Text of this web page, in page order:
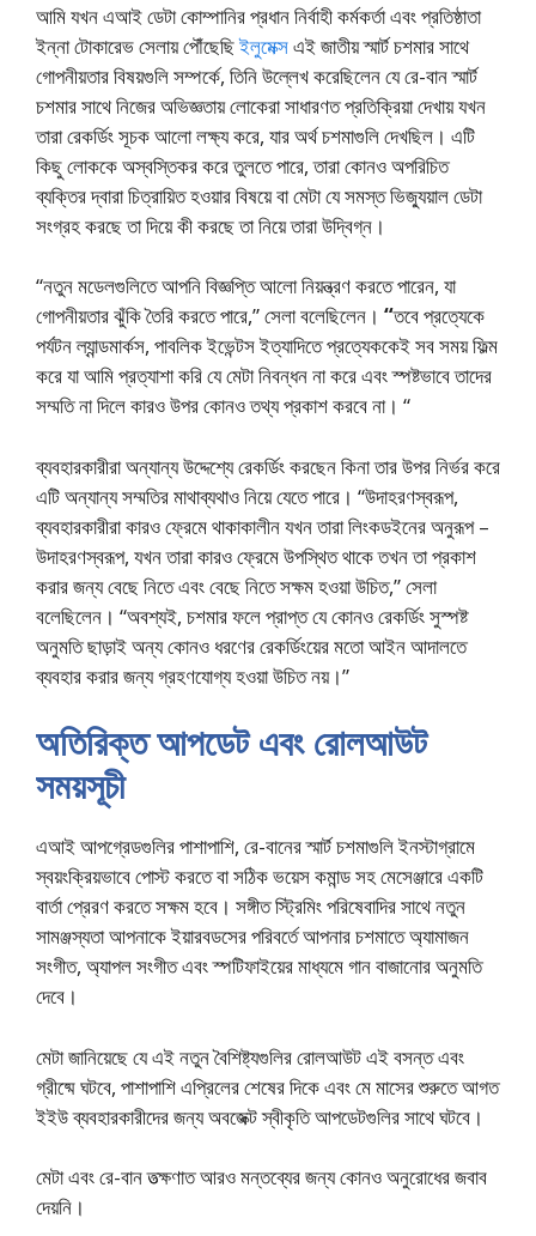
আমি যখন এআই ডেটা কোম্পানির প্রধান নির্বাহী কর্মকর্তা এবং প্রতিষ্ঠাতা
ইন্না টোকারেভ সেলায় পৌঁছেছিইলুমেক্সএই জাতীয় স্মার্ট চশমার সাথে
গোপনীয়তার বিষয়গুলি সম্পর্কে, তিনি উল্লেখ করেছিলেন যে রে-বান স্মার্ট
চশমার সাথে নিজের অভিজ্ঞতায় লোকেরা সাধারণত প্রতিক্রিয়া দেখায় যখন
তারা রেকর্ডিং সূচক আলো লক্ষ্য করে, যার অর্থ চশমাগুলি দেখছিল। এটি
কিছু লোককে অস্বস্তিকর করে তুলতে পারে, তারা কোনও অপরিচিত
ব্যক্তির দ্বারা চিত্রায়িত হওয়ার বিষয়ে বা মেটা যে সমস্ত ভিজ্যুয়াল ডেটা
সংগ্রহ করছে তা দিয়ে কী করছে তা নিয়ে তারা উদ্বিগ্ন।
“নতুন মডেলগুলিতে আপনি বিজ্ঞপ্তি আলো নিয়ন্ত্রণ করতে পারেন, যা
গোপনীয়তার ঝুঁকি তৈরি করতে পারে,” সেলা বলেছিলেন। “তবে প্রত্যেকে
পর্যটন ল্যান্ডমার্কস, পাবলিক ইভেন্টস ইত্যাদিতে প্রত্যেককেই সব সময় ফিল্ম
করে যা আমি প্রত্যাশা করি যে মেটা নিবন্ধন না করে এবং স্পষ্টভাবে তাদের
সম্মতি না দিলে কারও উপর কোনও তথ্য প্রকাশ করবে না। “
ব্যবহারকারীরা অন্যান্য উদ্দেশ্যে রেকর্ডিং করছেন কিনা তার উপর নির্ভর করে
এটি অন্যান্য সম্মতির মাথাব্যথাও নিয়ে যেতে পারে। “উদাহরণস্বরূপ,
ব্যবহারকারীরা কারও ফ্রেমে থাকাকালীন যখন তারা লিংকডইনের অনুরূপ –
উদাহরণস্বরূপ, যখন তারা কারও ফ্রেমে উপস্থিত থাকে তখন তা প্রকাশ
করার জন্য বেছে নিতে এবং বেছে নিতে সক্ষম হওয়া উচিত,” সেলা
বলেছিলেন। “অবশ্যই, চশমার ফলে প্রাপ্ত যে কোনও রেকর্ডিং সুস্পষ্ট
অনুমতি ছাড়াই অন্য কোনও ধরণের রেকর্ডিংয়ের মতো আইন আদালতে
ব্যবহার করার জন্য গ্রহণযোগ্য হওয়া উচিত নয়।”
অতিরিক্ত আপডেট এবং রোলআউট
সময়সূচী
এআই আপগ্রেডগুলির পাশাপাশি, রে-বানের স্মার্ট চশমাগুলি ইনস্টাগ্রামে
স্বয়ংক্রিয়ভাবে পোস্ট করতে বা সঠিক ভয়েস কমান্ড সহ মেসেঞ্জারে একটি
বার্তা প্রেরণ করতে সক্ষম হবে। সঙ্গীত স্ট্রিমিং পরিষেবাদির সাথে নতুন
সামঞ্জস্যতা আপনাকে ইয়ারবডসের পরিবর্তে আপনার চশমাতে অ্যামাজন
সংগীত, অ্যাপল সংগীত এবং স্পটিফাইয়ের মাধ্যমে গান বাজানোর অনুমতি
দেবে।
মেটা জানিয়েছে যে এই নতুন বৈশিষ্ট্যগুলির রোলআউট এই বসন্ত এবং
গ্রীষ্মে ঘটবে, পাশাপাশি এপ্রিলের শেষের দিকে এবং মে মাসের শুরুতে আগত
ইইউ ব্যবহারকারীদের জন্য অবজেক্ট স্বীকৃতি আপডেটগুলির সাথে ঘটবে।
মেটা এবং রে-বান তত্ক্ষণাত আরও মন্তব্যের জন্য কোনও অনুরোধের জবাব
দেয়নি।